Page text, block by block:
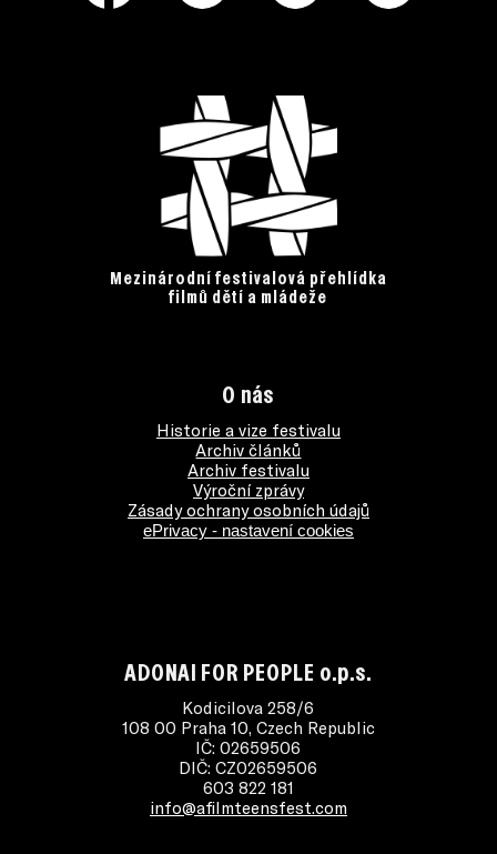
Mezinárodní festivalová přehlídka
filmů dětí a mládeže
O nás
Historie a vize festivalu
Archiv článků
Archiv festivalu
Výroční zprávy
Zásady ochrany osobních údajů
ePrivacy - nastavení cookies
ADONAI FOR PEOPLE o.p.s.
Kodicilova 258/6
108 00 Praha 10, Czech Republic
IČ: 02659506
DIČ: CZ02659506
603 822 181
info@afilmteensfest.com